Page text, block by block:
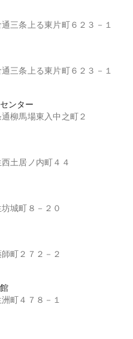
三条上る東片町６２３－１
三条上る東片町６２３－１
ンター
柳馬場東入中之町２
土居ノ内町４４
城町８－２０
町２７２－２
町４７８－１